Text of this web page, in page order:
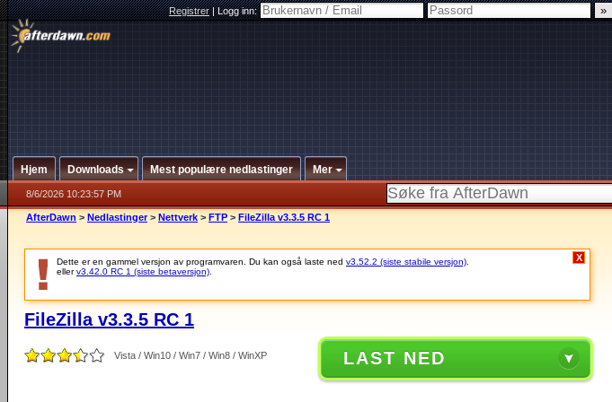
Registrer|Logg inn:
Hjem Downloads Mest populære nedlastinger Mer
8/6/2026 10:23:57 PM
AfterDawn > Nedlastinger > Nettverk > FTP > FileZilla v3.3.5 RC 1
Dette er en gammel versjon av programvaren. Du kan også laste ned v3.52.2 (siste stabile versjon)
ellerv3.42.0 RC 1 (siste betaversjon)
X
FileZilla v3.3.5 RC 1
Vista / Win10 / Win7 / Win8 / WinXP LAST NED